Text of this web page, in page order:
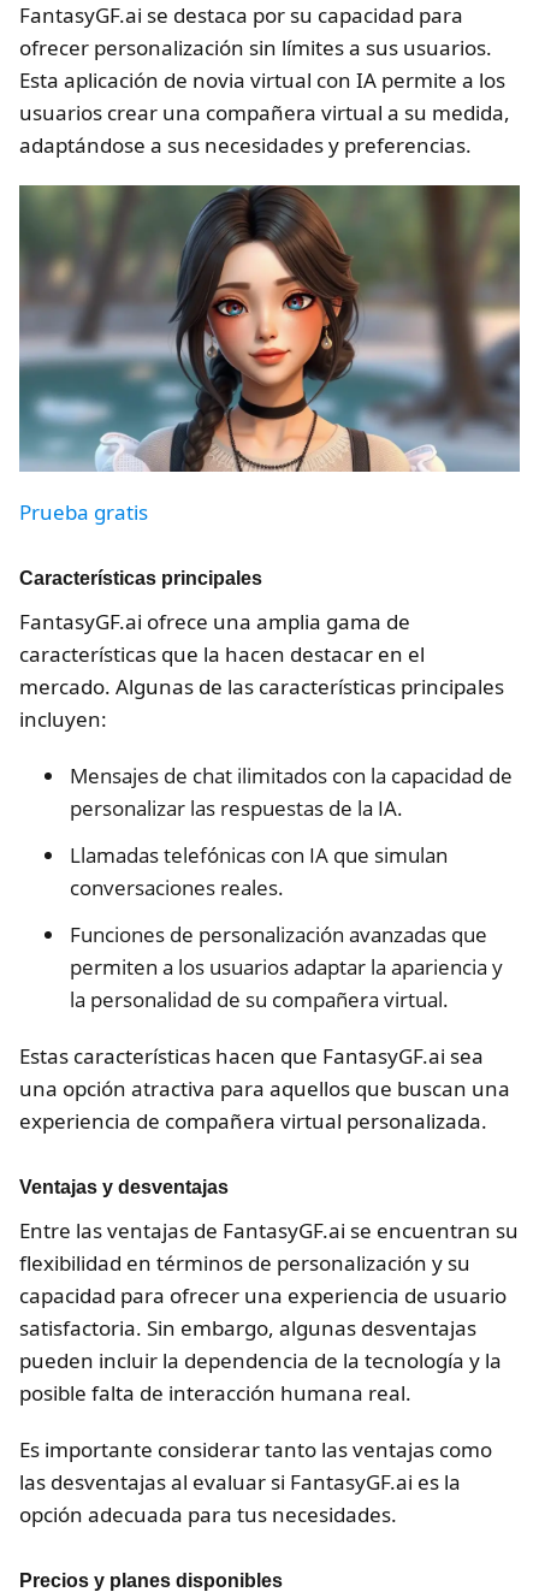
FantasyGF.ai se destaca por su capacidad para
ofrecer personalización sin límites a sus usuarios.
Esta aplicación de novia virtual con IA permite a los
usuarios crear una compañera virtual a su medida,
adaptándose a sus necesidades y preferencias.
Prueba gratis
Características principales
FantasyGF.ai ofrece una amplia gama de
características que la hacen destacar en el
mercado. Algunas de las características principales
incluyen:
Mensajes de chat ilimitados con la capacidad de
personalizar las respuestas de la IA.
Llamadas telefónicas con IA que simulan
conversaciones reales.
Funciones de personalización avanzadas que
permiten a los usuarios adaptar la apariencia y
la personalidad de su compañera virtual.
Estas características hacen que FantasyGF.ai sea
una opción atractiva para aquellos que buscan una
experiencia de compañera virtual personalizada.
Ventajas y desventajas
Entre las ventajas de FantasyGF.ai se encuentran su
flexibilidad en términos de personalización y su
capacidad para ofrecer una experiencia de usuario
satisfactoria. Sin embargo, algunas desventajas
pueden incluir la dependencia de la tecnología y la
posible falta de interacción humana real.
Es importante considerar tanto las ventajas como
las desventajas al evaluar si FantasyGF.ai es la
opción adecuada para tus necesidades.
Precios y planes disponibles